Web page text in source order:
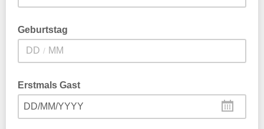
Geburtstag
/
Erstmals Gast
DD/MM/YYYY